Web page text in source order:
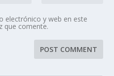
electrónico y web en este
que comente.